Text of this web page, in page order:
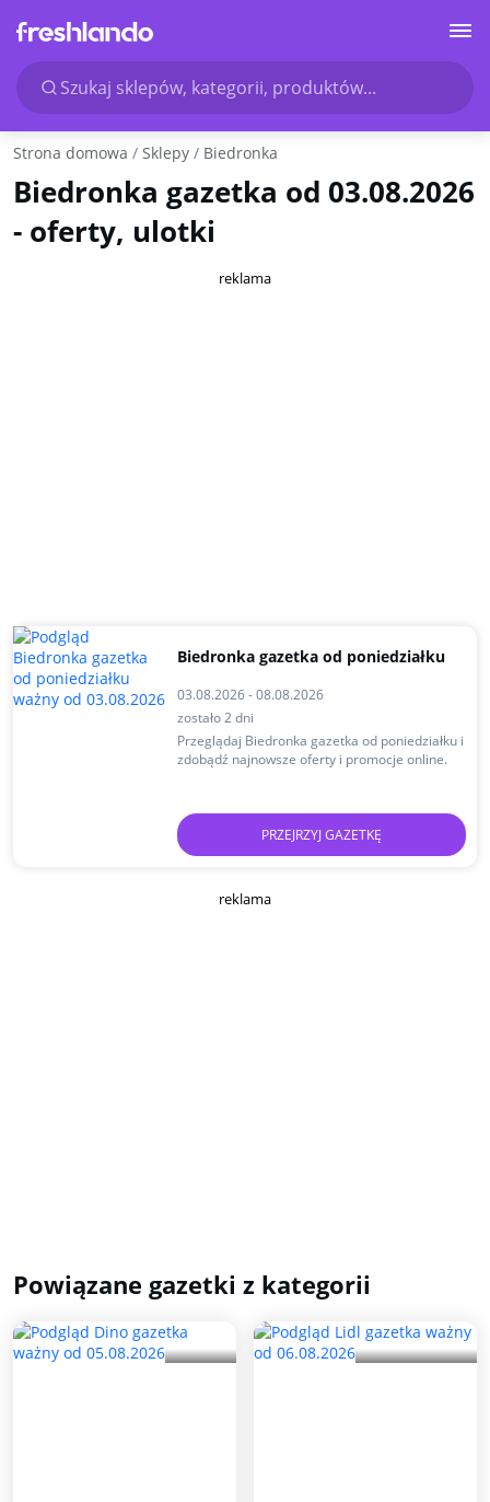
Szukaj sklepów, kategorii, produktów...
Strona domowa Sklepy Biedronka
Biedronka gazetka od 03.08.2026
- oferty, ulotki
reklama
Biedronka gazetka od poniedziałku
03.08.2026 - 08.08.2026
zostało 2 dni
Przeglądaj Biedronka gazetka od poniedziałku i
zdobądź najnowsze oferty i promocje online.
PRZEJRZYJ GAZETKĘ
reklama
Powiązane gazetki z kategorii